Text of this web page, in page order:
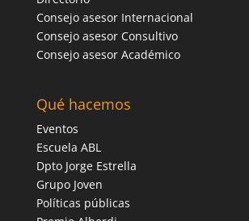
Consejo asesor Internacional
Consejo asesor Consultivo
Consejo asesor Académico
Qué hacemos
Eventos
Escuela ABL
Dpto Jorge Estrella
Grupo Joven
Políticas públicas